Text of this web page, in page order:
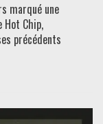
marqué une
Hot Chip,
précédents